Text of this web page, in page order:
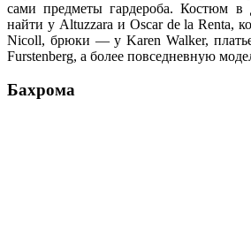
сами предметы гардероба. Костюм в
найти у Altuzzara и Oscar de la Renta,
Nicoll, брюки — у Karen Walker,
Furstenberg, а более повседневную
Бахрома